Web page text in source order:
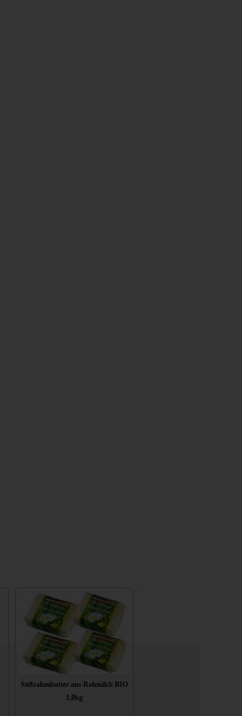
Süßrahmbutter aus Rohmilch BIO
1,0kg